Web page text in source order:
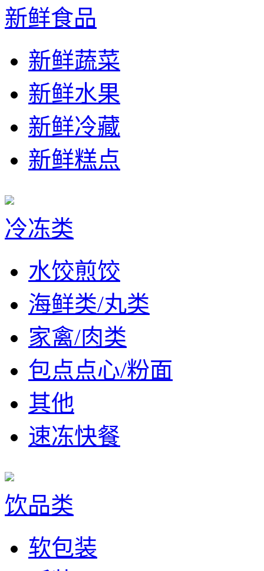
新鲜食品
新鲜蔬菜
新鲜水果
新鲜冷藏
新鲜糕点
冷冻类
水饺煎饺
海鲜类/丸类
家禽/肉类
包点点心/粉面
其他
速冻快餐
饮品类
软包装